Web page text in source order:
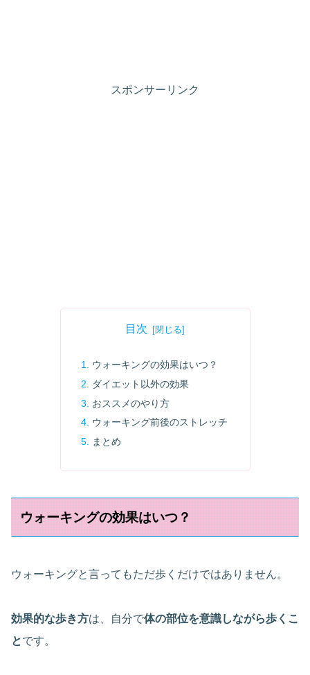
スポンサーリンク
目次
ウォーキングの効果はいつ？
ダイエット以外の効果
おススメのやり方
ウォーキング前後のストレッチ
まとめ
ウォーキングの効果はいつ？
ウォーキングと言ってもただ歩くだけではありません。
効果的な歩き方は、自分で体の部位を意識しながら歩くこ
とです。